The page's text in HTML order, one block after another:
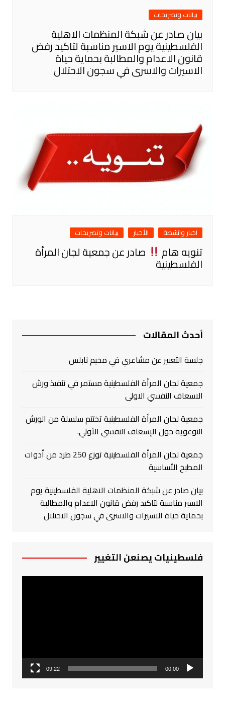
بيانات وتصريحات
بيان صادر عن شبكة المنظمات الاهلية
الفلسطينية يوم الاسير مناسبة لتاكيد رفض
قانون الاعدام والمطالبة بحماية حياة
الاسيرات والاسرى في سجون الاحتلال
اخبار وانشطة الأخبار بيانات وتصريحات
تنويه هام صادر عن جمعية لجان المرأة
الفلسطينية
أحدث المقالات
جلسة التعبير عن مشاعري في مخيم نابلس
جمعية لجان المرأة الفلسطينية مستمر في تنفيذ ورش
الاسعاف النفسي الاولى
جمعية لجان المرأة الفلسطينية تختتم سلسلة من الورش
التوعوية حول الإسعاف النفسي الأولي.
جمعية لجان المرأة الفلسطينية توزع 250 طرد من أدوات
المطبخ الأساسية
بيان صادر عن شبكة المنظمات الاهلية الفلسطينية يوم
الاسير مناسبة لتاكيد رفض قانون الاعدام والمطالبة
بحماية حياة الاسيرات والاسرى في سجون الاحتلال
فلسطينيات يصنعن التغيير
00:00
09:22